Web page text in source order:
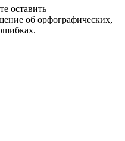
оставить
об орфографических,